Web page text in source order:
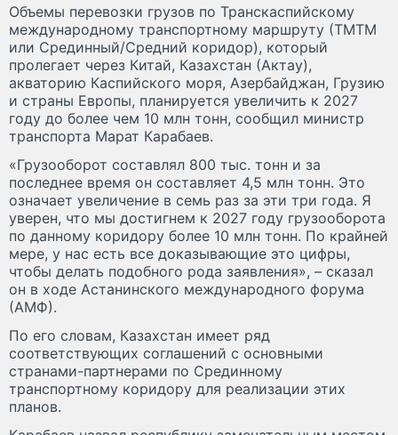
Объемы перевозки грузов по Транскаспийскому
международному транспортному маршруту (ТМТМ
или Срединный/Средний коридор), который
пролегает через Китай, Казахстан (Актау),
акваторию Каспийского моря, Азербайджан, Грузию
и страны Европы, планируется увеличить к 2027
году до более чем 10 млн тонн, сообщил министр
транспорта Марат Карабаев.
«Грузооборот составлял 800 тыс. тонн и за
последнее время он составляет 4,5 млн тонн. Это
означает увеличение в семь раз за эти три года. Я
уверен, что мы достигнем к 2027 году грузооборота
по данному коридору более 10 млн тонн. По крайней
мере, у нас есть все доказывающие это цифры,
чтобы делать подобного рода заявления», – сказал
он в ходе Астанинского международного форума
(АМФ).
По его словам, Казахстан имеет ряд
соответствующих соглашений с основными
странами-партнерами по Срединному
транспортному коридору для реализации этих
планов.